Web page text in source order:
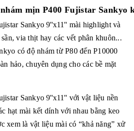
mịn P400 Fujistar Sankyo
Sankyo9''x11'' mài highlight và
via thịt hay các vết phân khuôn...
có độ nhám từ P80 đến P10000
hảo, chuyên dụng cho các bề mặt
Sankyo9''x11'' với vật liệu nền
hạt mài kết dính với nhau bằng keo
xem là vật liệu mài có “khả năng” xử